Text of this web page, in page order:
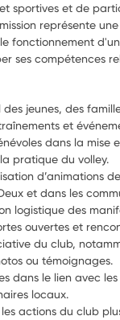
sportives et de
représente
fonctionnement
ses compétences
des jeunes, des
et
dans la mise
pratique du volley.
d’animations
et dans les
logistique des
ouvertes et
du club,
ou témoignages.
dans le lien avec
locaux.
actions du club